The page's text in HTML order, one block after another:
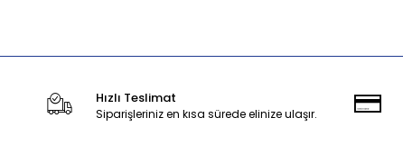
Hızlı Teslimat
Siparişleriniz en kısa sürede elinize ulaşır.